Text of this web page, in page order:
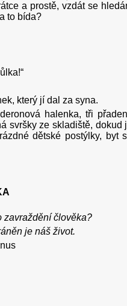
a prostě, vzdát se
to bída?
který jí dal za syna.
halenka, tři
svršky ze skladiště, dokud
dětské postýlky, byt
zavraždění člověka?
je náš život.